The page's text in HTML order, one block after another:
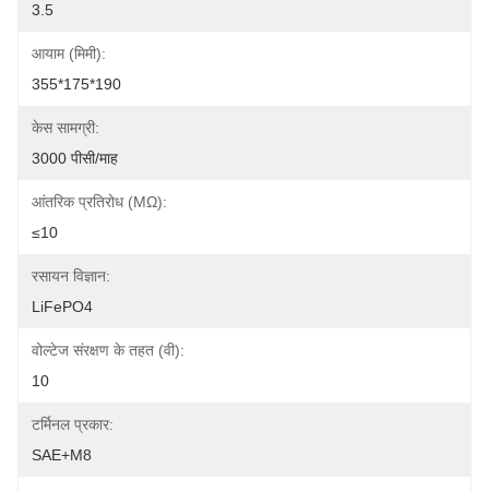
3.5
आयाम (मिमी):
355*175*190
केस सामग्री:
3000 पीसी/माह
आंतरिक प्रतिरोध (mΩ):
≤10
रसायन विज्ञान:
LiFePO4
वोल्टेज संरक्षण के तहत (वी):
10
टर्मिनल प्रकार:
SAE+M8